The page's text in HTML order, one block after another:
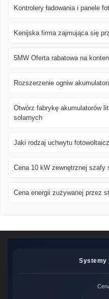
Kontrolery ładowania i panele
Kenijska firma zajmująca się
5MW Oferta rabatowa na
Rozszerzenie ogniw
Otwórz fabrykę akumulatorów
solarnych
Jaki rodzaj uchwytu
Cena 10 kW zewnętrznej szafy
Cena energii zużywanej przez
Systemy